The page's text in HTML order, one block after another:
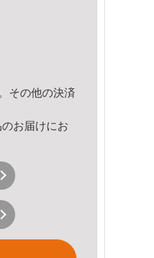
その他の決済
お届けにお